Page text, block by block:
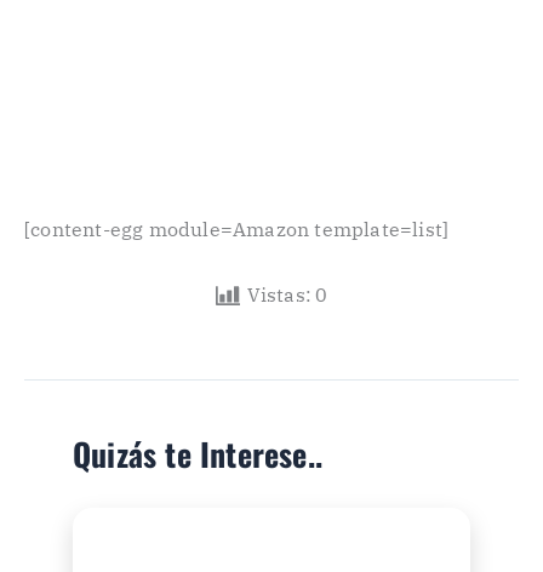
[content-egg module=Amazon template=list]
Vistas: 0
Quizás te Interese..